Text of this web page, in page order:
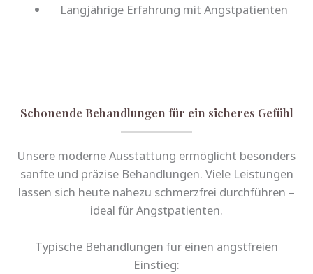
Langjährige Erfahrung mit Angstpatienten
Schonende Behandlungen für ein sicheres Gefühl
Unsere moderne Ausstattung ermöglicht besonders
sanfte und präzise Behandlungen. Viele Leistungen
lassen sich heute nahezu schmerzfrei durchführen –
ideal für Angstpatienten.
Typische Behandlungen für einen angstfreien
Einstieg: